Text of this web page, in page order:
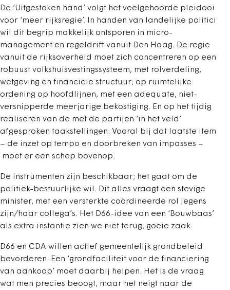
De ‘Uitgestoken hand’ volgt het veelgehoorde pleidooi
voor ‘meer rijksregie’. In handen van landelijke politici
wil dit begrip makkelijk ontsporen in micro-
management en regeldrift vanuit Den Haag. De regie
vanuit de rijksoverheid moet zich concentreren op een
robuust volkshuisvestingssysteem, met rolverdeling,
wetgeving en financiële structuur; op ruimtelijke
ordening op hoofdlijnen, met een adequate, niet-
versnipperde meerjarige bekostiging. En op het tijdig
realiseren van de met de partijen ‘in het veld’
afgesproken taakstellingen. Vooral bij dat laatste item
– de inzet op tempo en doorbreken van impasses –
moet er een schep bovenop.
De instrumenten zijn beschikbaar; het gaat om de
politiek-bestuurlijke wil. Dit alles vraagt een stevige
minister, met een versterkte coördineerde rol jegens
zijn/haar collega’s. Het D66-idee van een ‘Bouwbaas’
als extra instantie zien we niet terug; goeie zaak.
D66 en CDA willen actief gemeentelijk grondbeleid
bevorderen. Een ‘grondfaciliteit voor de financiering
van aankoop’ moet daarbij helpen. Het is de vraag
wat men precies beoogt, maar het neigt naar de